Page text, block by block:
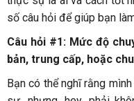
số câu hỏi để giúp bạn
Câu hỏi #1: Mức độ
bản, trung cấp, hoặc
Bạn có thể nghĩ rằng